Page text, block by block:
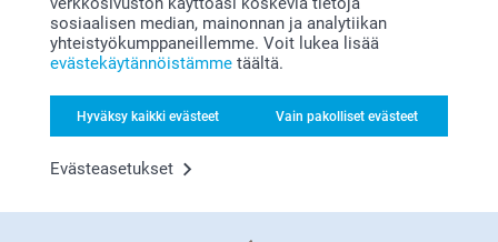
sosiaalisen median, mainonnan ja analytiikan
yhteistyökumppaneillemme. Voit lukea lisää
evästekäytännöistämme täältä.
Hyväksy kaikki evästeet Vain pakolliset evästeet
Evästeasetukset
Etsitkö inspiraatiota?